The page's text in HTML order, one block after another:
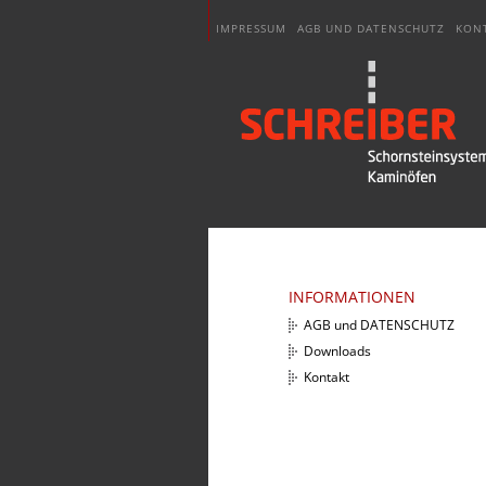
IMPRESSUM AGB UND DATENSCHUTZ
INFORMATIONEN
AGB und DATENSCHUTZ
Downloads
Kontakt